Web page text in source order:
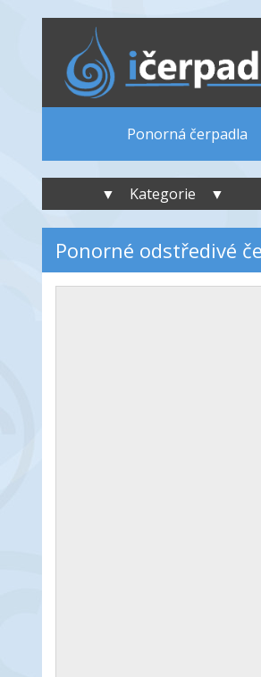
Ponorná čerpadla
▼ Kategorie ▼
Ponorné odstředivé